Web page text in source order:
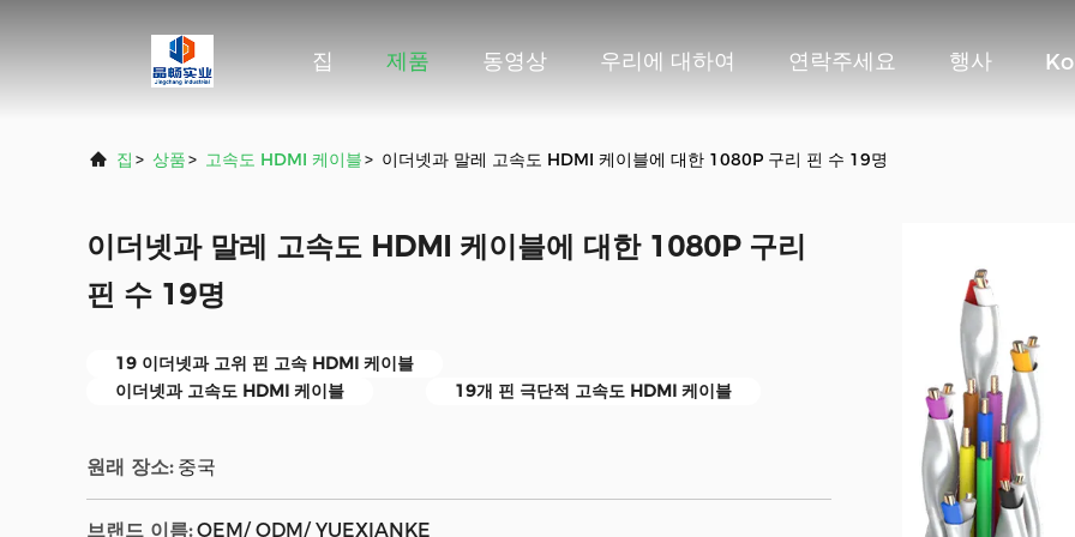
집 제품 동영상 우리에 대하여 연락주세요 행사
집 > 상품> 고속도 HDMI 케이블> 이더넷과 말레 고속도 HDMI 케이블에 대한 1080P 구리 핀 수 19명
이더넷과 말레 고속도 HDMI 케이블에 대한 1080P 구리
핀 수 19명
19 이더넷과 고위 핀 고속 HDMI 케이블
이더넷과 고속도 HDMI 케이블
19개 핀 극단적 고속도 HDMI 케이블
원래 장소: 중국
브랜드 이름: OEM/ ODM/ YUEXIANKE